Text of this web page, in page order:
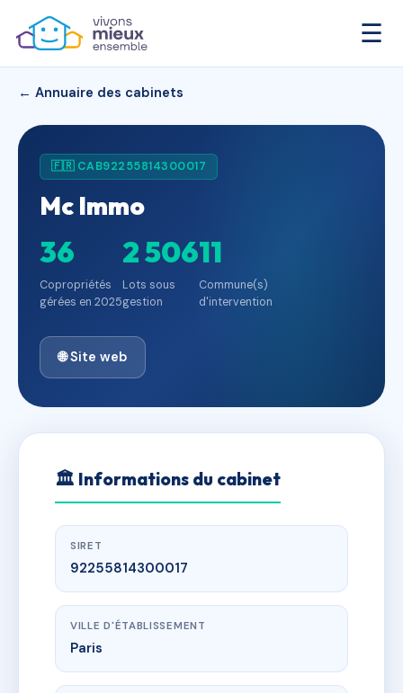
☰
← Annuaire des cabinets
🇫🇷 CAB92255814300017
Mc Immo
36
Copropriétés
gérées en 2025
2 506
Lots sous
gestion
11
Commune(s)
d'intervention
🌐 Site web
🏛 Informations du cabinet
SIRET
92255814300017
VILLE D'ÉTABLISSEMENT
Paris